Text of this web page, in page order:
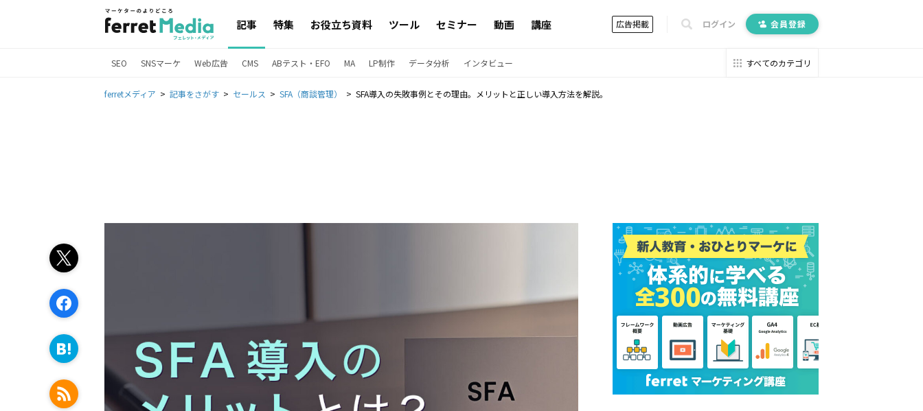
記事 特集 お役立ち資料 ツール セミナー 動画 講座 広告掲載 ログイン 会員登録
SEO SNSマーケ Web広告 CMS ABテスト・EFO MA LP制作 データ分析 インタビュー すべてのカテゴリ
ferretメディア 記事をさがす セールス SFA（商談管理） SFA導入の失敗事例とその理由。メリットと正しい導入方法を解説。